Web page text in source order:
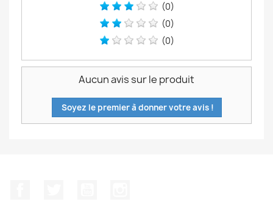
(0)
(0)
(0)
Aucun avis sur le produit
Soyez le premier à donner votre avis !